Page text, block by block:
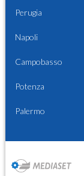
Perugia
Napoli
Campobasso
Potenza
Palermo